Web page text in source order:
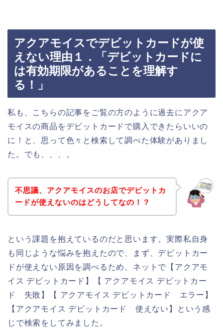
アクアモイスでデビットカードが使
えない理由１．「デビットカードに
は有効期限があることを理解す
る！」
私も、こちらの記事をご覧の方のように過去にアクア
モイスの商品をデビットカードで購入できたらいいの
に！と、思って色々と検索して調べた体験がありまし
た。でも、、、。
不思議、アクアモイスのお店でデビットカ
ードが使えないのはどうしてなの！？
という課題を抱えているのだと思います。実際私自身
も同じような悩みを抱えたので、まず、デビットカー
ドが使えない原因を調べるため、ネットで【アクアモ
イス デビットカード】【 アクアモイス デビットカー
ド 失敗】【 アクアモイス デビットカード エラー】
【アクアモイス デビットカード 使えない】という感
じで検索をしてみました。